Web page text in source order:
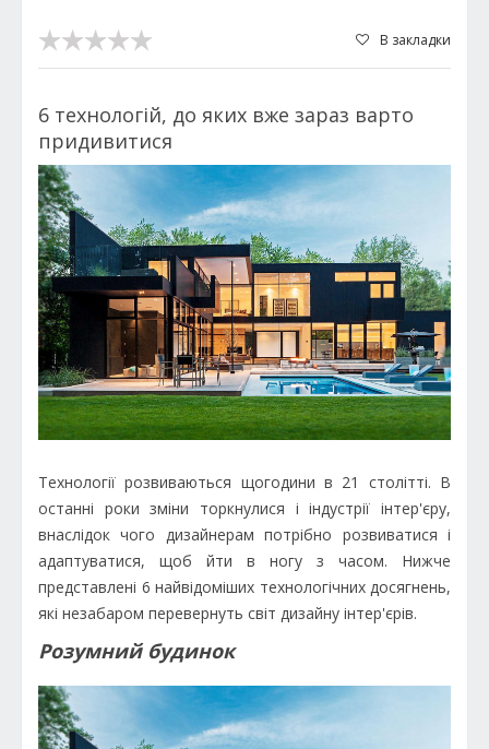
В закладки
6 технологій, до яких вже зараз варто
придивитися
Технології розвиваються щогодини в 21 столітті. В
останні роки зміни торкнулися і індустрії інтер'єру,
внаслідок чого дизайнерам потрібно розвиватися і
адаптуватися, щоб йти в ногу з часом. Нижче
представлені 6 найвідоміших технологічних досягнень,
які незабаром перевернуть світ дизайну інтер'єрів.
Розумний будинок